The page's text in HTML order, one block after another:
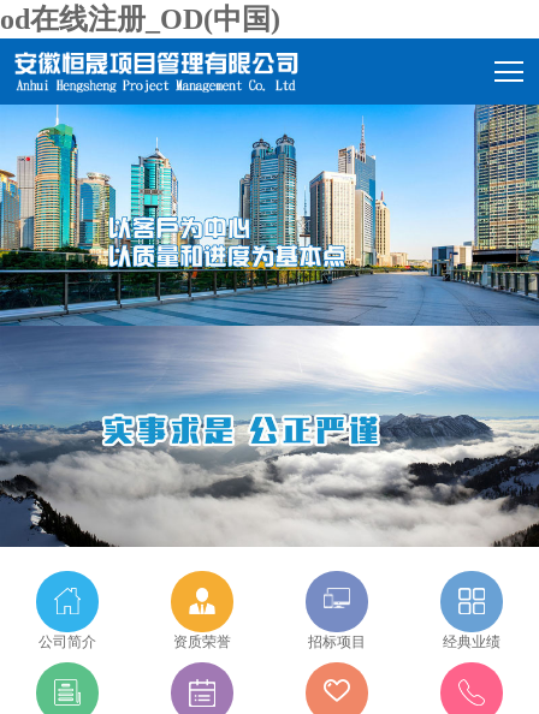
od在线注册_OD(中国)
公司简介 资质荣誉 招标项目 经典业绩